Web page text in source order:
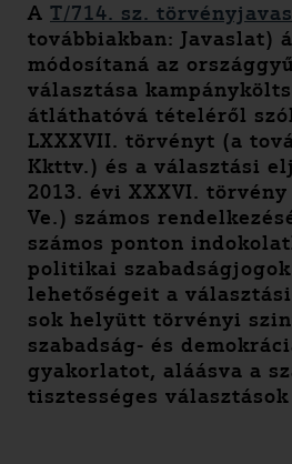
A T/714. sz.
továbbiakban: Javaslat)
módosítaná az
választása
átláthatóvá tételéről
LXXXVII. törvényt (a
Kkttv.) és a választási
2013. évi XXXVI.
Ve.) számos
számos ponton
politikai
lehetőségeit a
sok helyütt törvényi
szabadság- és
gyakorlatot, aláásva a
tisztességes